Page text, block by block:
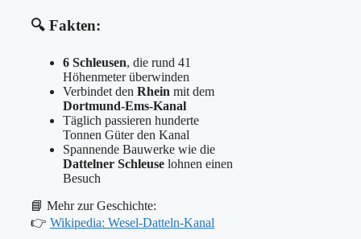
🔍 Fakten:
6 Schleusen, die rund 41
Höhenmeter überwinden
Verbindet den Rhein mit dem
Dortmund-Ems-Kanal
Täglich passieren hunderte
Tonnen Güter den Kanal
Spannende Bauwerke wie die
Dattelner Schleuse lohnen einen
Besuch
📘 Mehr zur Geschichte:
👉 Wikipedia: Wesel-Datteln-Kanal